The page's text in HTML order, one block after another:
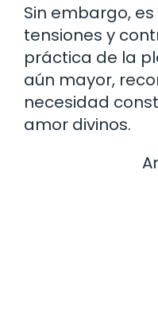
Sin embargo,
tensiones y
práctica de la
aún mayor,
necesidad
amor divinos.